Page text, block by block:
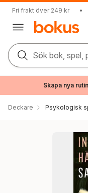
Fri frakt över 249 kr •
Sök bok, spel,
Skapa nya
Deckare Psykologisk